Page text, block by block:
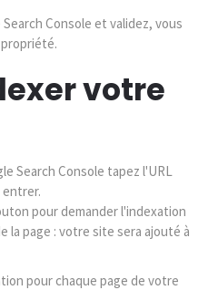
Console et validez, vous
votre
Search Console tapez l'URL
pour demander l'indexation
la page : votre site sera ajouté à
pour chaque page de votre